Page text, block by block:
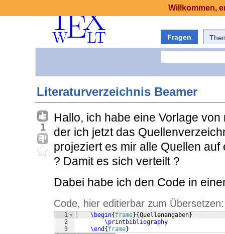
Fragen
Literaturverzeichnis Beamer
1
Hallo, ich habe eine Vorlage
der ich jetzt das
projeziert es mir alle Quellen
? Damit es sich verteilt ?
Dabei habe ich den Code in
Code, hier editierbar zum Übersetzen:
1
2
3
\begin{ frame}{Quellenangaben}
\printbibliography
\end { frame}
Willkommen,